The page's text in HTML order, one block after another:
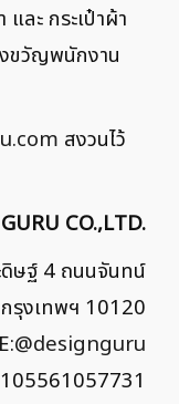
ละ กระเป๋าผ้า
ขวัญพนักงาน
สงวนไว้
CO.,LTD.
ดิษฐ์ 4 ถนนจันทน์
รุงเทพฯ 10120
@designguru